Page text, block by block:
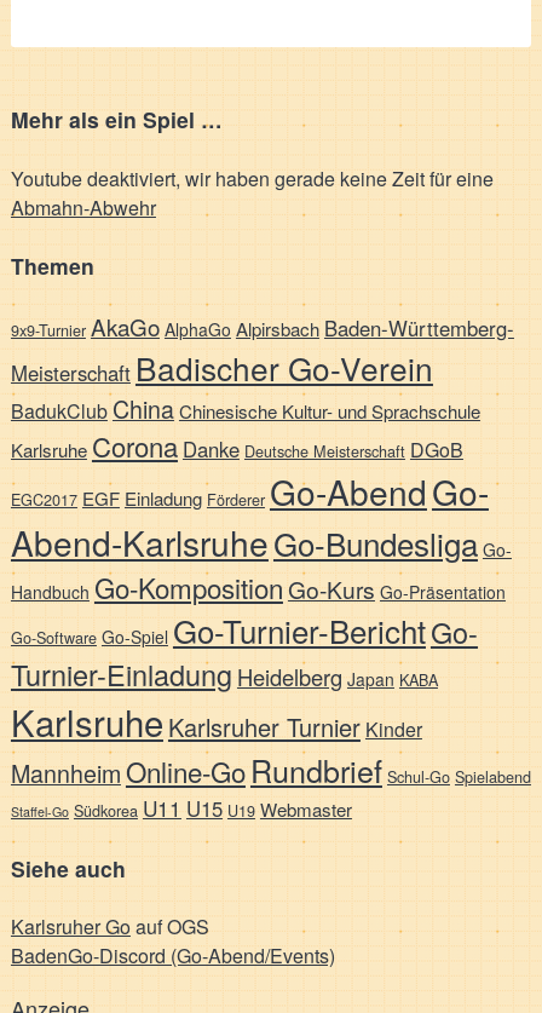
Mehr als ein Spiel …
Youtube deaktiviert, wir haben gerade keine Zeit für eine
Abmahn-Abwehr
Themen
9x9-Turnier AkaGo AlphaGo Alpirsbach Baden-Württemberg-
Meisterschaft Badischer Go-Verein
BadukClub ChinaChinesische Kultur- und Sprachschule
KarlsruheCorona Danke Deutsche Meisterschaft DGoB
EGC2017 EGF Einladung Förderer Go-AbendGo-
Abend-KarlsruheGo-Bundesliga Go-
Handbuch Go-KompositionGo-Kurs Go-Präsentation
Go-Software Go-Spiel Go-Turnier-BerichtGo-
Turnier-EinladungHeidelberg Japan KABA
Karlsruhe Karlsruher TurnierKinder
MannheimOnline-GoRundbrief Schul-Go Spielabend
Staffel-Go Südkorea U11 U15 U19 Webmaster
Siehe auch
Karlsruher Goauf OGS
BadenGo-Discord (Go-Abend/Events)